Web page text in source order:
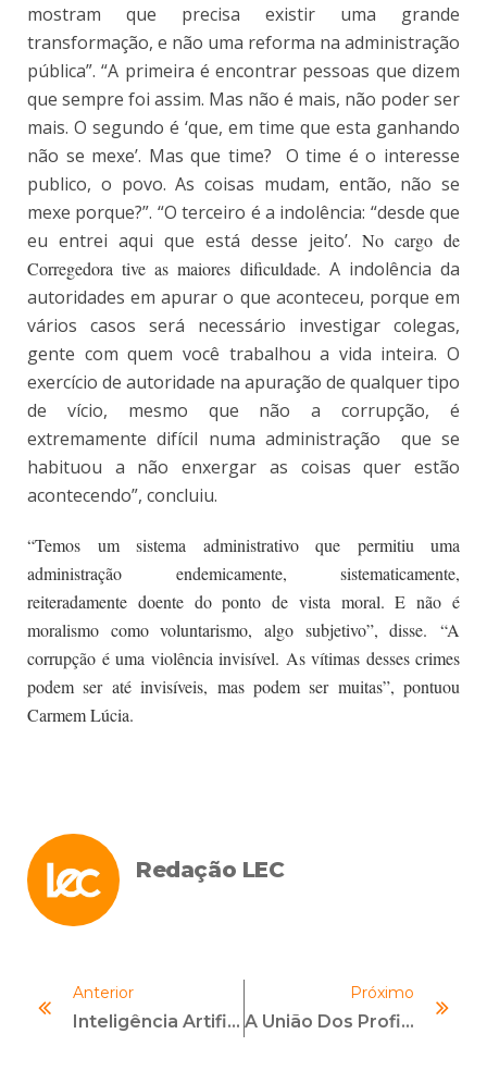
mostram que precisa existir uma grande
transformação, e não uma reforma na administração
pública”. “A primeira é encontrar pessoas que dizem
que sempre foi assim. Mas não é mais, não poder ser
mais. O segundo é ‘que, em time que esta ganhando
não se mexe’. Mas que time? O time é o interesse
publico, o povo. As coisas mudam, então, não se
mexe porque?”. “O terceiro é a indolência: “desde que
eu entrei aqui que está desse jeito’. No cargo de
Corregedora tive as maiores dificuldade. A indolência da
autoridades em apurar o que aconteceu, porque em
vários casos será necessário investigar colegas,
gente com quem você trabalhou a vida inteira. O
exercício de autoridade na apuração de qualquer tipo
de vício, mesmo que não a corrupção, é
extremamente difícil numa administração que se
habituou a não enxergar as coisas quer estão
acontecendo”, concluiu.
“Temos um sistema administrativo que permitiu uma
administração endemicamente, sistematicamente,
reiteradamente doente do ponto de vista moral. E não é
moralismo como voluntarismo, algo subjetivo”, disse. “A
corrupção é uma violência invisível. As vítimas desses crimes
podem ser até invisíveis, mas podem ser muitas”, pontuou
Carmem Lúcia.
Redação LEC
Anterior
Inteligência Artificial E Data Analytics No Monitoramento De Programas De Compliance
Próximo
A União Dos Profissionais De Compliance É Que Pode Fazer A Diferença